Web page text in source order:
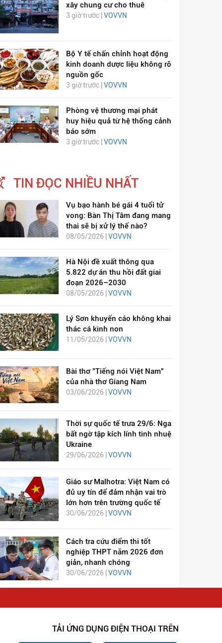
xây chung cư cho thuê
3 giờ trước | VOVVN
Bộ Y tế chấn chỉnh hoạt động
kinh doanh dược liệu không rõ
nguồn gốc
3 giờ trước | VOVVN
Phòng vệ thương mại phát
huy hiệu quả từ hệ thống cảnh
báo sớm
3 giờ trước | VOVVN
TIN ĐỌC NHIỀU NHẤT
Vụ bạo hành bé gái 4 tuổi tử
vong: Bàn Thị Tâm đang mang
thai sẽ bị xử lý thế nào?
08/05/2026 | VOVVN
Hà Nội đề xuất thông qua
5.822 dự án thu hồi đất giai
đoạn 2026–2030
08/05/2026 | VOVVN
Lý Sơn khuyến cáo không khai
thác cá kình non
11/05/2026 | VOVVN
Bài thơ "Tiếng nói Việt Nam"
của nhà thơ Giang Nam
03/06/2026 | VOVVN
Thời sự quốc tế trưa 29/6: Nga
bất ngờ tập kích lính tinh nhuệ
Ukraine
29/06/2026 | VOVVN
Giáo sư Malhotra: Việt Nam có
đủ uy tín để đảm nhận vai trò
lớn hơn trên trường quốc tế
30/06/2026 | VOVVN
Cách tra cứu điểm thi tốt
nghiệp THPT năm 2026 đơn
giản, nhanh chóng
30/06/2026 | VOVVN
TẢI ỨNG DỤNG ĐIỆN THOẠI TRÊN